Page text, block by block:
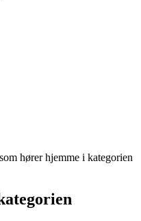
hører hjemme i kategorien